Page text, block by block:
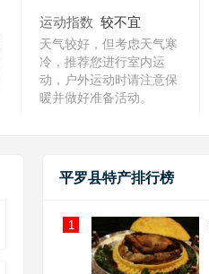
运动指数 较不宜
天气较好，但考虑天气寒
冷，推荐您进行室内运
动，户外运动时请注意保
暖并做好准备活动。
平罗县特产排行榜
1